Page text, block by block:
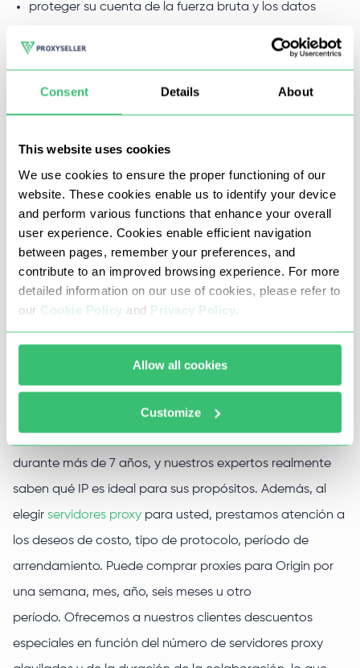
Consent Details About
This website uses cookies
We use cookies to ensure the proper functioning of our
website. These cookies enable us to identify your device
and perform various functions that enhance your overall
user experience. Cookies enable efficient navigation
between pages, remember your preferences, and
contribute to an improved browsing experience. For more
detailed information on our use of cookies, please refer to
our Cookie Policy and Privacy Policy
Allow all cookies
Customize
proteger su cuenta de la fuerza bruta y los datos
farmear y actualizar su cuenta, obteniendo una
ganancia real;
evitar las restricciones regionales y locales (jugar en la
Para Origin, lo mejor es comprar proxies de Inglaterra,
Estados Unidos y Canadá, con ellos puede descargar
fácilmente casi cualquier juego. Puede divertirse con los
proxies de Origin en cualquier momento y en cualquier
lugar.
Proxy-Seller: proxies rentables para
Origin
durante más de 7 años, y nuestros expertos realmente
saben qué IP es ideal para sus propósitos. Además, al
elegir servidores proxy para usted, prestamos atención a
los deseos de costo, tipo de protocolo, período de
arrendamiento. Puede comprar proxies para Origin por
una semana, mes, año, seis meses u otro
período. Ofrecemos a nuestros clientes descuentos
especiales en función del número de servidores proxy